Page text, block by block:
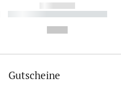
------------
----------- ----------- ----------
Gutscheine